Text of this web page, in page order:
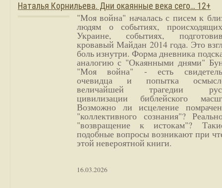
Наталья Корнильева. Дни окаянные века сего… 12+
"Моя война" началась с писем к
людям о событиях,
Украине, событиях,
кровавый Майдан 2014 года. Это
боль изнутри. Форма дневника
аналогию с "Окаянными днями"
"Моя война" - есть
очевидца и попытка
величайшей трагедии
цивилизации библейского
Возможно ли исцеление
"коллективного сознания"?
"возвращение к истокам"?
подобные вопросы возникают при
этой невероятной книги.
16.03.2026